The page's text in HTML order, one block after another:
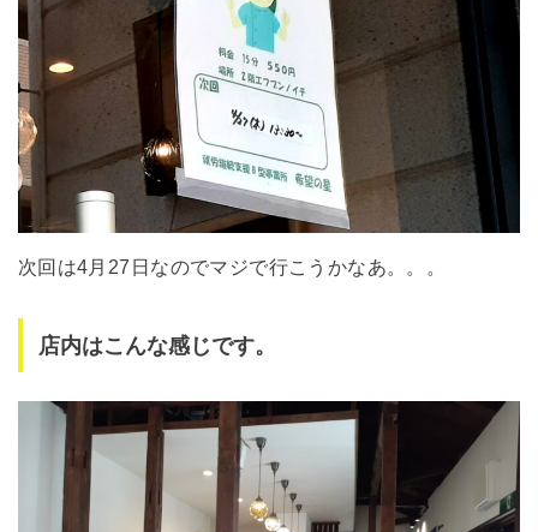
次回は4月27日なのでマジで行こうかなあ。。。
店内はこんな感じです。